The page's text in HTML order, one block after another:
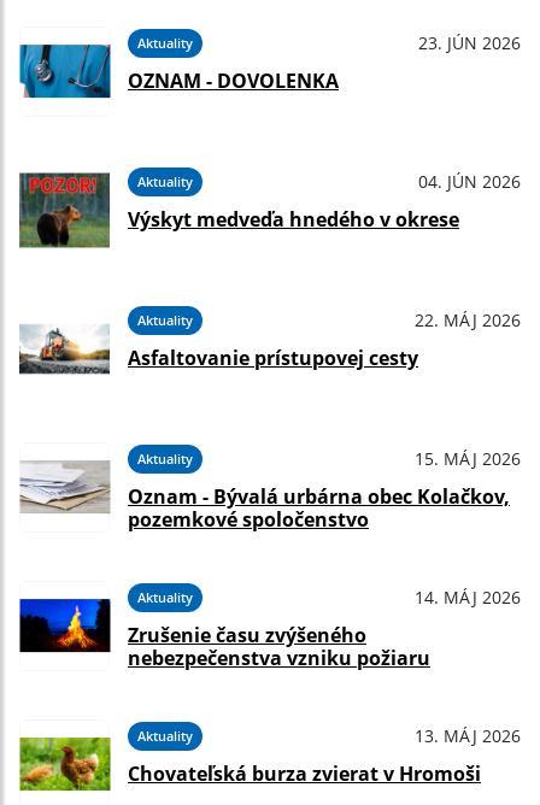
Aktuality 23. JÚN 2026
OZNAM - DOVOLENKA
Aktuality 04. JÚN 2026
Výskyt medveďa hnedého v okrese
Aktuality 22. MÁJ 2026
Asfaltovanie prístupovej cesty
Aktuality 15. MÁJ 2026
Oznam - Bývalá urbárna obec Kolačkov,
pozemkové spoločenstvo
Aktuality 14. MÁJ 2026
Zrušenie času zvýšeného
nebezpečenstva vzniku požiaru
Aktuality 13. MÁJ 2026
Chovateľská burza zvierat v Hromoši